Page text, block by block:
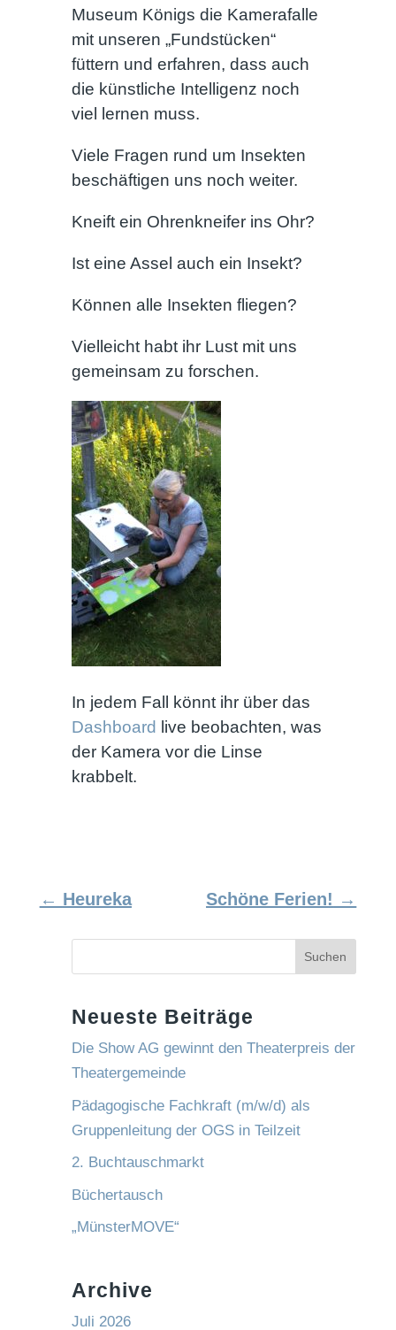
Museum Königs die Kamerafalle
mit unseren „Fundstücken“
füttern und erfahren, dass auch
die künstliche Intelligenz noch
viel lernen muss.
Viele Fragen rund um Insekten
beschäftigen uns noch weiter.
Kneift ein Ohrenkneifer ins Ohr?
Ist eine Assel auch ein Insekt?
Können alle Insekten fliegen?
Vielleicht habt ihr Lust mit uns
gemeinsam zu forschen.
In jedem Fall könnt ihr über das
Dashboard
live beobachten, was
der Kamera vor die Linse
krabbelt.
← Heureka Schöne Ferien! →
Suchen
Neueste Beiträge
Die Show AG gewinnt den Theaterpreis der
Theatergemeinde
Pädagogische Fachkraft (m/w/d) als
Gruppenleitung der OGS in Teilzeit
2. Buchtauschmarkt
Büchertausch
„MünsterMOVE“
Archive
Juli 2026